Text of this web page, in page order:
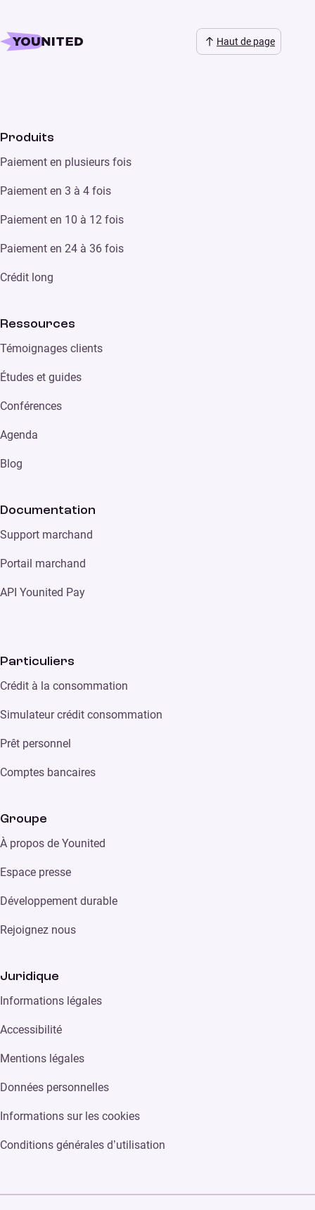
Haut de page
Produits
Paiement en plusieurs fois
Paiement en 3 à 4 fois
Paiement en 10 à 12 fois
Paiement en 24 à 36 fois
Crédit long
Ressources
Témoignages clients
Études et guides
Conférences
Agenda
Blog
Documentation
Support marchand
Portail marchand
API Younited Pay
Particuliers
Crédit à la consommation
Simulateur crédit consommation
Prêt personnel
Comptes bancaires
Groupe
À propos de Younited
Espace presse
Développement durable
Rejoignez nous
Juridique
Informations légales
Accessibilité
Mentions légales
Données personnelles
Informations sur les cookies
Conditions générales d’utilisation